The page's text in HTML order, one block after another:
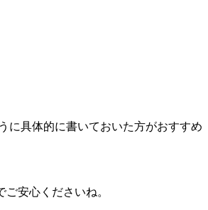
に具体的に書いておいた方がおすすめ
安心くださいね。